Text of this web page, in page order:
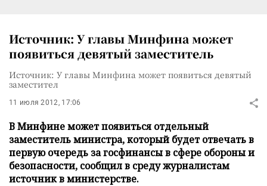
Источник: У главы Минфина может
появиться девятый заместитель
Источник: У главы Минфина может появиться девятый
заместител
11 июля 2012, 17:06
В Минфине может появиться отдельный
заместитель министра, который будет отвечать в
первую очередь за госфинансы в сфере обороны и
безопасности, сообщил в среду журналистам
источник в министерстве.